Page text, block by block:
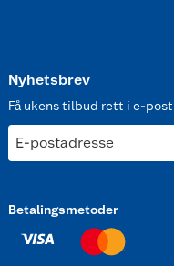
Nyhetsbrev
Få ukens tilbud rett i e-
E-postadresse
Betalingsmetoder